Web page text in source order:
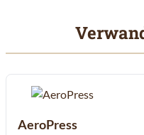
Mit der Tabulatortaste
Clicken, um das Karussell
AeroPress